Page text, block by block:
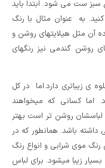
ست می شود. ابتدا باید
به عنوان مثال با رنگ
آن مثل هیلایتهای روشن و
روشن گندمی نیز رنگهای
ی زیباتری دارد.اما در کل
کسانی که میخواهند
لباسشان روشن تر است بهتر
داشته باشد. همانطور که در
موی شرابی و انواع رنگ
زیبا میشود. برای لباس